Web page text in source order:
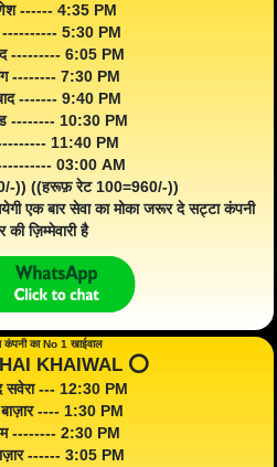
------ 4:35 PM
---------- 5:30 PM
--------- 6:05 PM
-------- 7:30 PM
------- 9:40 PM
-------- 10:30 PM
11:40 PM
---------- 03:00 AM
)) ((हरूफ़ रेट 100=960/-))
एक बार सेवा का मोका जरूर दे सट्टा कंपनी
ज़िम्मेवारी है
कंपनी का No 1 खाईवाल
KHAIWAL ⭕️
सवेरा --- 12:30 PM
---- 1:30 PM
-------- 2:30 PM
------ 3:05 PM